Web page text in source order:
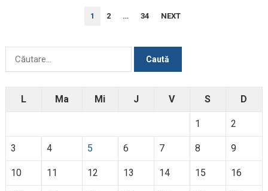
1 2 … 34 NEXT
Caută
L Ma Mi J V S D
1 2
3 4 5 6 7 8 9
10 11 12 13 14 15 16